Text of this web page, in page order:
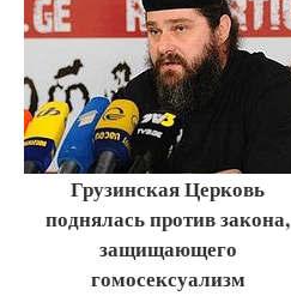
Грузинская Церковь
поднялась против закона,
защищающего
гомосексуализм